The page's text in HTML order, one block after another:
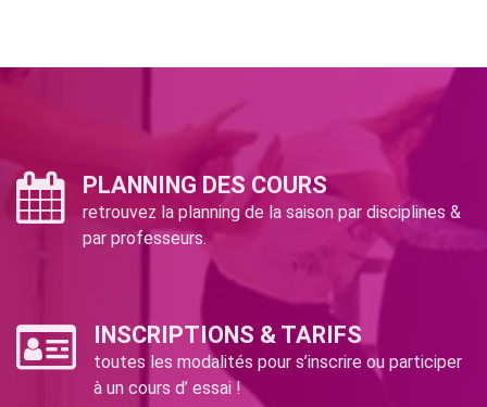
PLANNING DES COURS
retrouvez la planning de la saison par disciplines &
par professeurs.
INSCRIPTIONS & TARIFS
toutes les modalités pour s’inscrire ou participer
à un cours d’ essai !